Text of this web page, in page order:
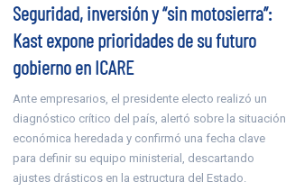
Seguridad, inversión y “sin motosierra”:
Kast expone prioridades de su futuro
gobierno en ICARE
Ante empresarios, el presidente electo realizó un
diagnóstico crítico del país, alertó sobre la situación
económica heredada y confirmó una fecha clave
para definir su equipo ministerial, descartando
ajustes drásticos en la estructura del Estado.